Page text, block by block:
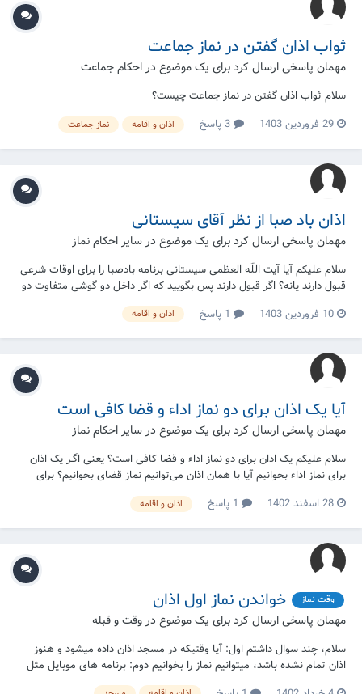
ثواب اذان گفتن در نماز جماعت
مهمان پاسخی ارسال کرد برای یک موضوع در احکام جماعت
سلام ثواب اذان گفتن در نماز جماعت چیست؟
29 فروردین 1403
اذان و اقامه نماز جماعت
اذان باد صبا از نظر آقای سیستانی
مهمان پاسخی ارسال کرد برای یک موضوع در سایر احکام نماز
سلام علیکم آیا آیت اللّه العظمی سیستانی برنامه بادصبا را برای اوقات شرعی
قبول دارند یانه؟ اگر قبول دارند پس بگویید که اگر داخل دو گوشی متفاوت دو
وقت متفاوت بود مثلا اذان شام امروز 6:58 است، در یک گوشی وقت فوق بود
و در یک گوشی دو یا سه دقیقه جلو تر بود، حکمش چیست؟البته تمام
تنظیماتش هم مثل افق...
10 فروردین 1403 اذان و اقامه
آیا یک اذان برای دو نماز اداء و قضا کافی است
مهمان پاسخی ارسال کرد برای یک موضوع درسایر احکام نماز
سلام علیکم یک اذان برای دو نماز اداء و قضا کافی است؟ یعنی اگـر یک اذان
برای نماز اداء بخوانیم آیا با همان اذان می‌توانیم نماز قضای بخوانیم؟ برای
چنـد نماز قضا متفاوت مثلا یکی صبح، یکی ظهر، یکی مغرب می‌شود برای
همه یک اذان خواند؟
28 اسفند 1402 اذان و اقامه
وقت نماز خواندن نماز اول اذان
مهمان پاسخی ارسال کرد برای یک موضوع در وقت و قبله
سلام، چند سوال داشتم اول: آیا وقتیکه در مسجد اذان داده میشود و هنوز
اذان تمام نشده باشد، میتوانیم نماز را بخوانیم دوم: برنامه های موبایل مثل
بادصبا که اوقات نماز را بر اساس شهر ها نشان میدهد و بعضی اوقات با